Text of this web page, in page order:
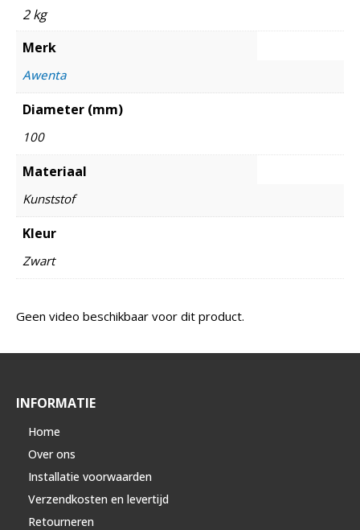
2 kg
Merk
Awenta
Diameter (mm)
100
Materiaal
Kunststof
Kleur
Zwart
Geen video beschikbaar voor dit product.
INFORMATIE
Home
Over ons
Installatie voorwaarden
Verzendkosten en levertijd
Retourneren